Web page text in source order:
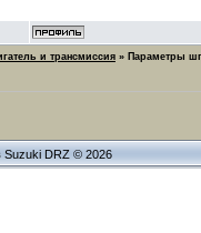
и трансмиссия » Параметры
Suzuki DRZ © 2026